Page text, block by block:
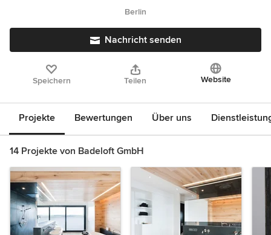
Berlin
Nachricht senden
Speichern Teilen Website
Projekte Bewertungen Über uns
14 Projekte von Badeloft GmbH